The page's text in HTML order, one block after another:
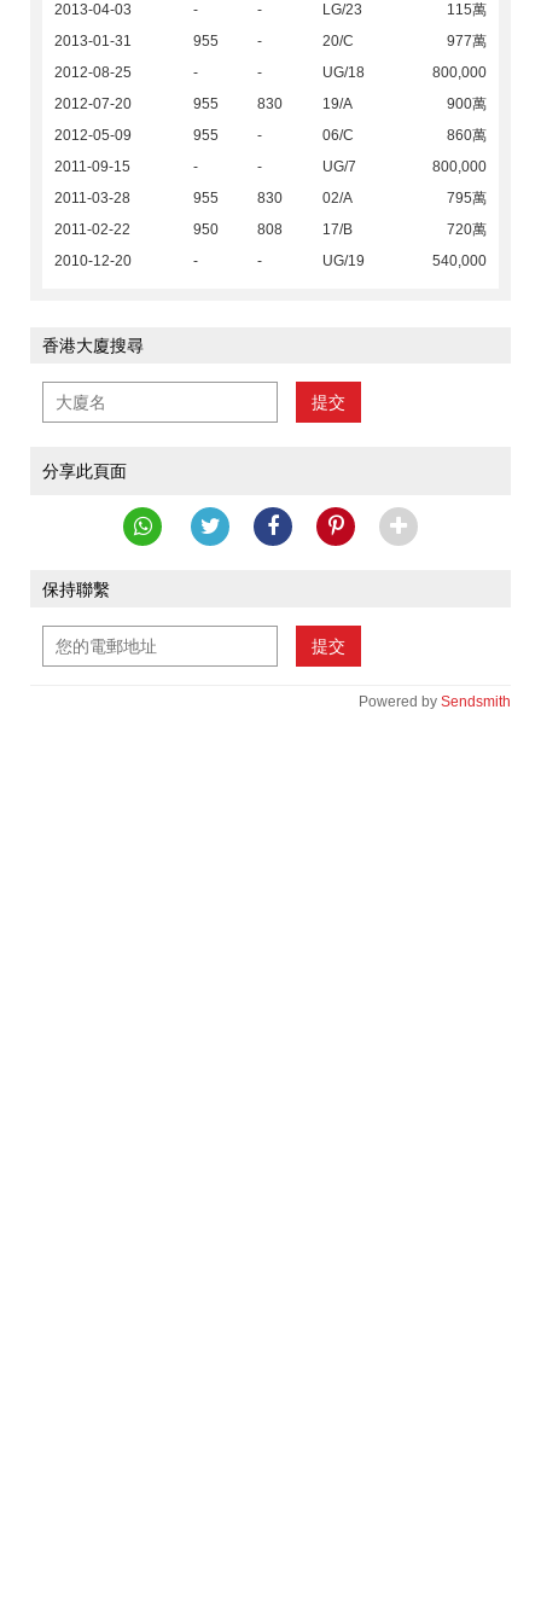
2013-04-03 - - LG/23
115萬
2013-01-31
955 - 20/C
977萬
2012-08-25
- - UG/18
800,000
2012-07-20
955 830 19/A
900萬
2012-05-09
955 - 06/C
860萬
2011-09-15
- - UG/7
800,000
2011-03-28
955 830 02/A
795萬
2011-02-22
950 808 17/B
720萬
2010-12-20
- - UG/19 540,000
香港大廈搜尋
提交
分享此頁面
保持聯繫
提交
Powered by Sendsmith